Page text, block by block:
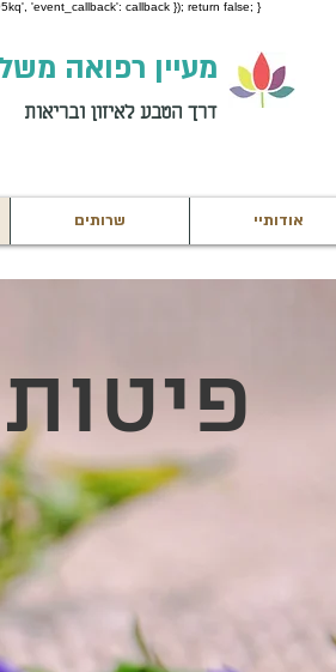
'event_callback': callback }); return false; }
מעיין רפואה
דרך הטבע לאיזון ובריאות
אודותיי שרותים